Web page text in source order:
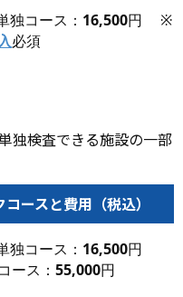
独コース： 16,500円 ※
必須
独検査できる施設の一部
ースと費用（税込）
独コース： 16,500円
ース： 55,000円